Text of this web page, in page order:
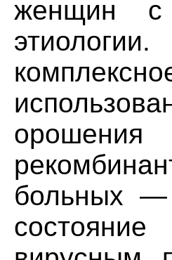
женщин с
больных —